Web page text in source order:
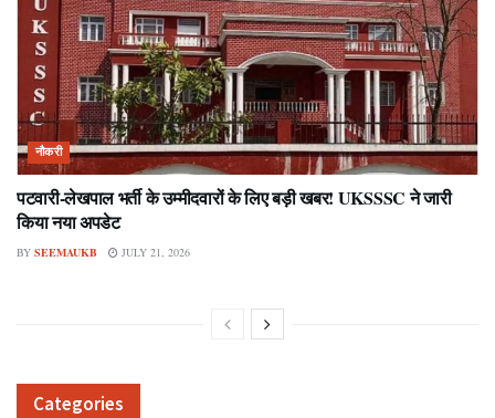
नौकरी
पटवारी-लेखपाल भर्ती के उम्मीदवारों के लिए बड़ी खबर! UKSSSC ने जारी
किया नया अपडेट
BY SEEMAUKB JULY 21, 2026
Categories